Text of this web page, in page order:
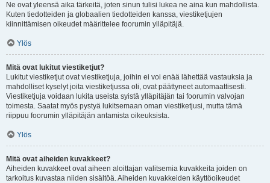
Ne ovat yleensä aika tärkeitä, joten sinun tulisi lukea ne aina kun mahdollista.
Kuten tiedotteiden ja globaalien tiedotteiden kanssa, viestiketjujen
kiinnittämisen oikeudet määrittelee foorumin ylläpitäjä.
Ylös
Mitä ovat lukitut viestiketjut?
Lukitut viestiketjut ovat viestiketjuja, joihin ei voi enää lähettää vastauksia ja
mahdolliset kyselyt joita viestiketjussa oli, ovat päättyneet automaattisesti.
Viestiketjuja voidaan lukita useista syistä ylläpitäjän tai foorumin valvojan
toimesta. Saatat myös pystyä lukitsemaan oman viestiketjusi, mutta tämä
riippuu foorumin ylläpitäjän antamista oikeuksista.
Ylös
Mitä ovat aiheiden kuvakkeet?
Aiheiden kuvakkeet ovat aiheen aloittajan valitsemia kuvakkeita joiden on
tarkoitus kuvastaa niiden sisältöä. Aiheiden kuvakkeiden käyttöoikeudet